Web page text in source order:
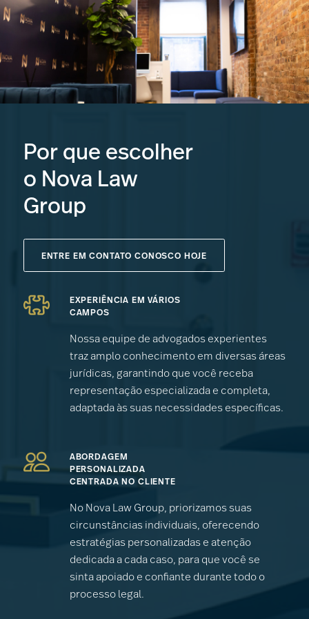
Por que escolher
o Nova Law
Group
ENTRE EM CONTATO CONOSCO HOJE
EXPERIÊNCIA EM VÁRIOS
CAMPOS
Nossa equipe de advogados experientes
traz amplo conhecimento em diversas áreas
jurídicas, garantindo que você receba
representação especializada e completa,
adaptada às suas necessidades específicas.
ABORDAGEM
PERSONALIZADA
CENTRADA NO CLIENTE
No Nova Law Group, priorizamos suas
circunstâncias individuais, oferecendo
estratégias personalizadas e atenção
dedicada a cada caso, para que você se
sinta apoiado e confiante durante todo o
processo legal.